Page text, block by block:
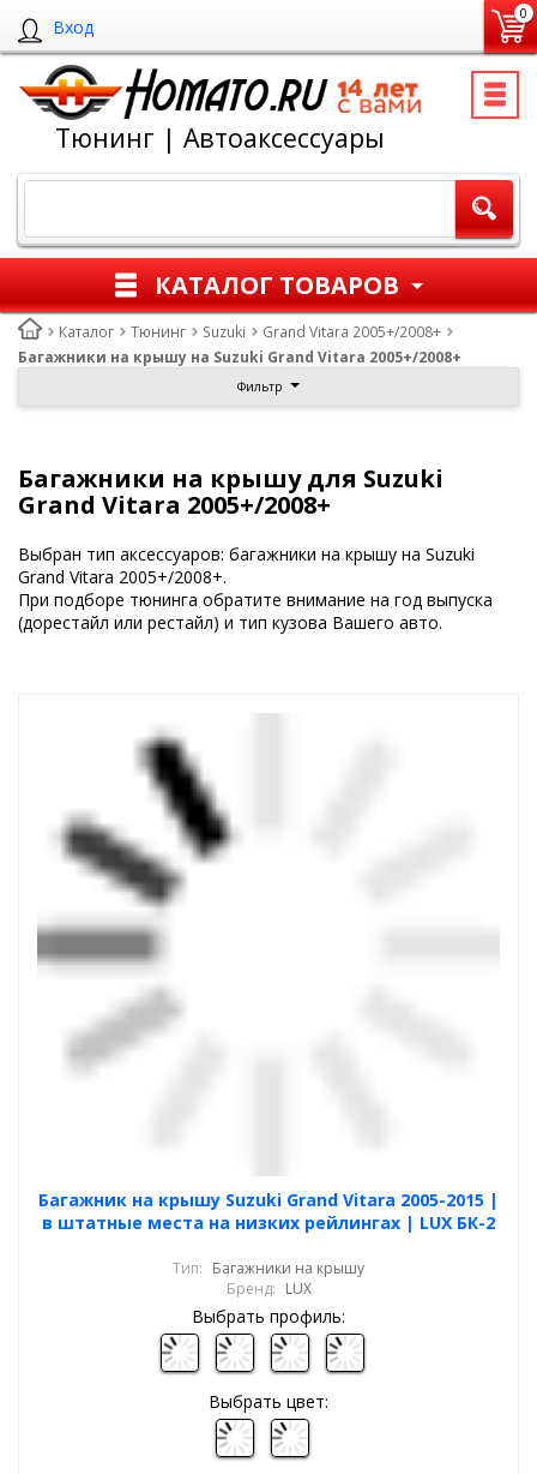
Вход
0
Тюнинг | Автоаксессуары
КАТАЛОГ ТОВАРОВ
Каталог Тюнинг Suzuki
Grand Vitara 2005+/2008+
Багажники на крышу на Suzuki Grand Vitara 2005+/2008+
Фильтр
Багажники на крышу для Suzuki
Grand Vitara 2005+/2008+
Выбран тип аксессуаров: багажники на крышу на Suzuki
Grand Vitara 2005+/2008+.
При подборе тюнинга обратите внимание на год выпуска
(дорестайл или рестайл) и тип кузова Вашего авто.
Багажник на крышу Suzuki Grand Vitara 2005-2015 |
в штатные места на низких рейлингах | LUX БК-2
Тип: Багажники на крышу
Бренд: LUX
Выбрать профиль:
Выбрать цвет: